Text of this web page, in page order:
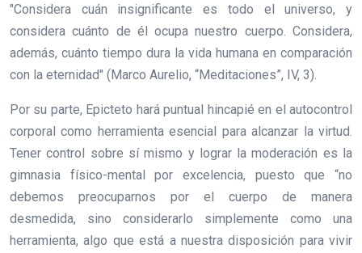
"Considera cuán insignificante es todo el universo, y
considera cuánto de él ocupa nuestro cuerpo. Considera,
además, cuánto tiempo dura la vida humana en comparación
con la eternidad" (Marco Aurelio, “Meditaciones”, IV, 3).
Por su parte, Epicteto hará puntual hincapié en el autocontrol
corporal como herramienta esencial para alcanzar la virtud.
Tener control sobre sí mismo y lograr la moderación es la
gimnasia físico-mental por excelencia, puesto que “no
debemos preocuparnos por el cuerpo de manera
desmedida, sino considerarlo simplemente como una
herramienta, algo que está a nuestra disposición para vivir